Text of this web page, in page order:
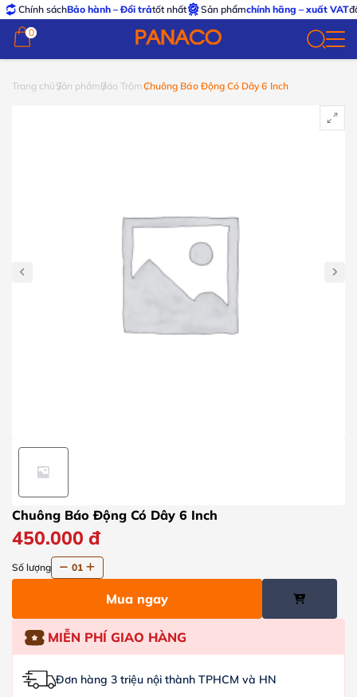
Chính sáchBảo hành – Đổi trảtốt nhất Sản phẩmchính hãng – xuất VAT
0
0
Trang chủ Sản phẩmBáo TrộmChuông Báo Động Có Dây 6 Inch
Chuông Báo Động Có Dây 6 Inch
450.000 đ
Số lượng 01
Mua ngay
MIỄN PHÍ GIAO HÀNG
Đơn hàng 3 triệu nội thành TPHCM và HN